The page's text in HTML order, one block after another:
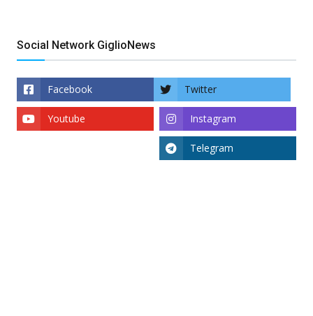
Social Network GiglioNews
Facebook Twitter
Instagram
Youtube
Telegram